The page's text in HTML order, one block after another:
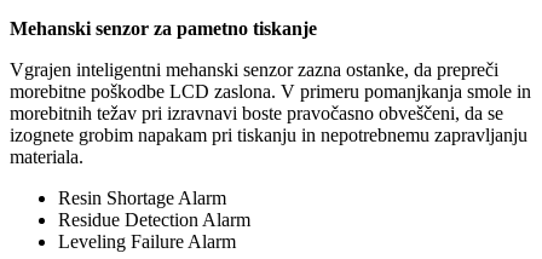
Mehanski senzor za pametno tiskanje
Vgrajen inteligentni mehanski senzor zazna ostanke, da prepreči
morebitne poškodbe LCD zaslona. V primeru pomanjkanja smole in
morebitnih težav pri izravnavi boste pravočasno obveščeni, da se
izognete grobim napakam pri tiskanju in nepotrebnemu zapravljanju
materiala.
Resin Shortage Alarm
Residue Detection Alarm
Leveling Failure Alarm